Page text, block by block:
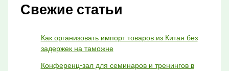
Свежие статьи
Как организовать импорт товаров из Китая без
задержек на таможне
Конференц-зал для семинаров и тренингов в